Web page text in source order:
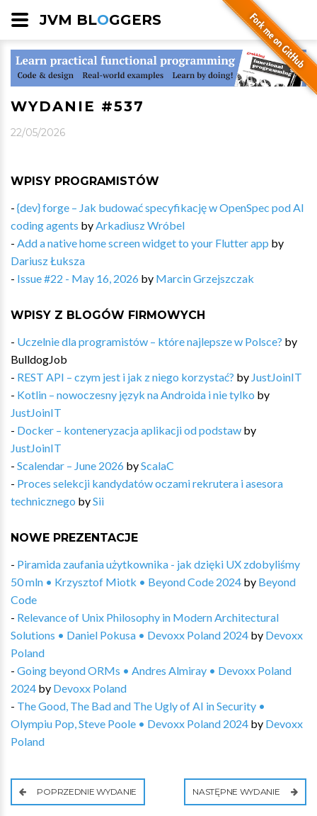
JVM BLOGGERS
WYDANIE #537
22/05/2026
WPISY PROGRAMISTÓW
- {dev} forge – Jak budować specyfikację w OpenSpec pod AI
coding agents by Arkadiusz Wróbel
- Add a native home screen widget to your Flutter app by
Dariusz Łuksza
- Issue #22 - May 16, 2026 by Marcin Grzejszczak
WPISY Z BLOGÓW FIRMOWYCH
- Uczelnie dla programistów – które najlepsze w Polsce? by
BulldogJob
- REST API – czym jest i jak z niego korzystać? by JustJoinIT
- Kotlin – nowoczesny język na Androida i nie tylko by
JustJoinIT
- Docker – konteneryzacja aplikacji od podstaw by
JustJoinIT
- Scalendar – June 2026 byScalaC
- Proces selekcji kandydatów oczami rekrutera i asesora
technicznego bySii
NOWE PREZENTACJE
- Piramida zaufania użytkownika - jak dzięki UX zdobyliśmy
50 mln • Krzysztof Miotk • Beyond Code 2024 by Beyond
Code
- Relevance of Unix Philosophy in Modern Architectural
Solutions • Daniel Pokusa • Devoxx Poland 2024 by Devoxx
Poland
- Going beyond ORMs • Andres Almiray • Devoxx Poland
2024 by Devoxx Poland
- The Good, The Bad and The Ugly of AI in Security •
Olympiu Pop, Steve Poole • Devoxx Poland 2024 by Devoxx
Poland
POPRZEDNIE WYDANIE NASTĘPNE WYDANIE